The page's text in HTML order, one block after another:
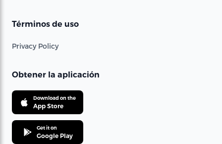
Términos de uso
Privacy Policy
Obtener la aplicación
Download on the
App Store
Get it on
Google Play